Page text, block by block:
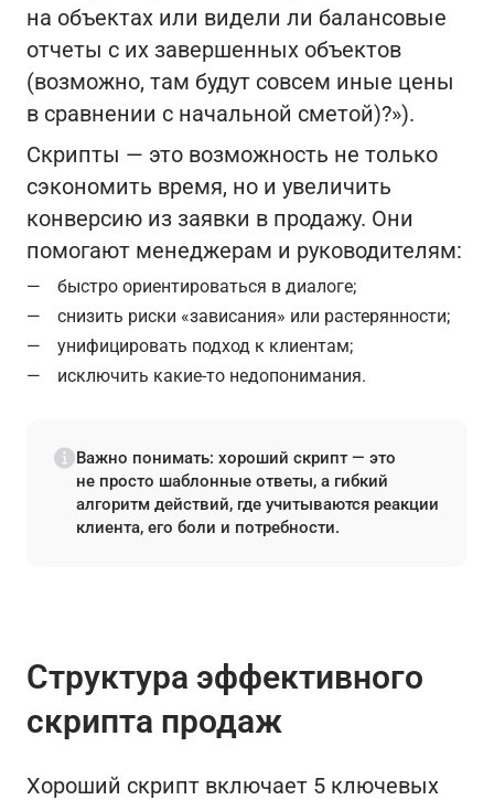
на объектах или видели ли балансовые
отчеты с их завершенных объектов
(возможно, там будут совсем иные цены
в сравнении с начальной сметой)?»).
Скрипты — это возможность не только
сэкономить время, но и увеличить
конверсию из заявки в продажу. Они
помогают менеджерам и руководителям:
быстро ориентироваться в диалоге;
снизить риски «зависания» или растерянности;
унифицировать подход к клиентам;
исключить какие-то недопонимания.
Важно понимать: хороший скрипт — это
не просто шаблонные ответы, а гибкий
алгоритм действий, где учитываются реакции
клиента, его боли и потребности.
Структура эффективного
скрипта продаж
Хороший скрипт включает 5 ключевых